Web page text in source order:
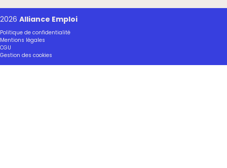
2026 Alliance Emploi
Politique de confidentialité
Mentions légales
CGU
Gestion des cookies